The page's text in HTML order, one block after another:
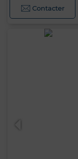
Contacter